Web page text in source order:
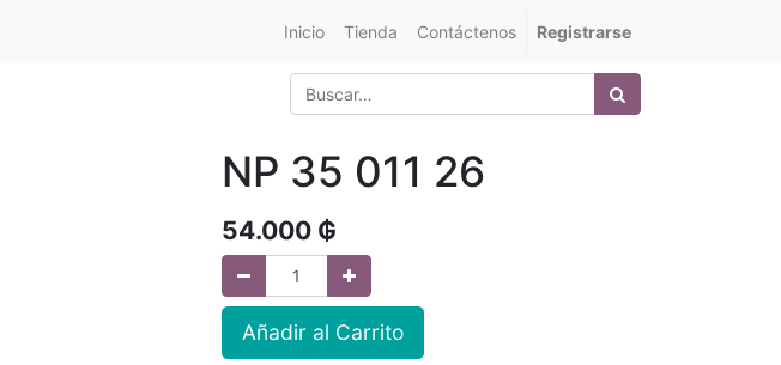
Inicio Tienda Contáctenos Registrarse
NP 35 011 26
54.000 ₲
Añadir al Carrito